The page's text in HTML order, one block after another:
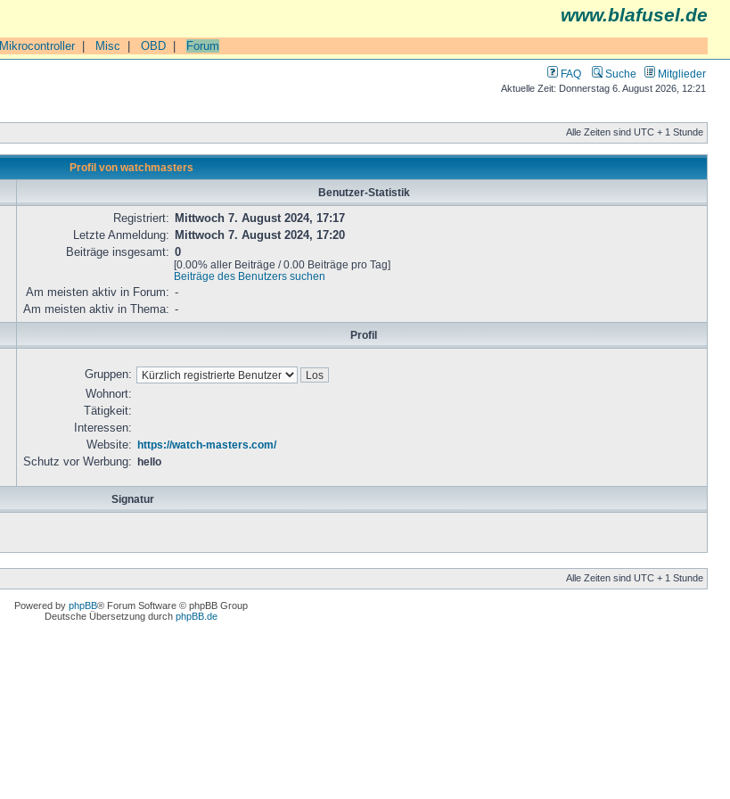
www.blafusel.de
Mikrocontroller| Misc OBD Forum
FAQ Suche Mitglieder
Aktuelle Zeit: Donnerstag 6. August 2026, 12:21
Alle Zeiten sind UTC + 1 Stunde
Profil von watchmasters
Benutzer-Statistik
Registriert:
Mittwoch 7. August 2024, 17:17
Letzte Anmeldung:
Mittwoch 7. August 2024, 17:20
Beiträge insgesamt: 0
[0.00% aller Beiträge / 0.00 Beiträge pro Tag]
Beiträge des Benutzers suchen
Am meisten aktiv in Forum: -
Am meisten aktiv in Thema: -
Profil
Gruppen:
Wohnort:
Tätigkeit:
Interessen:
Website: https://watch-masters.com/
Schutz vor Werbung: hello
Signatur
Alle Zeiten sind UTC + 1 Stunde
Powered by phpBB® Forum Software © phpBB Group
Deutsche Übersetzung durch phpBB.de